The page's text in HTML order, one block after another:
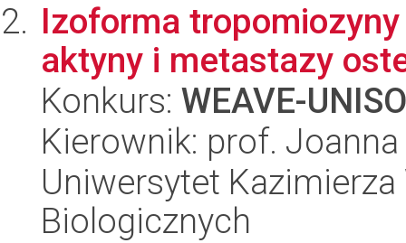
Izoforma
aktyny i metastazy
Konkurs: WEAVE-
Kierownik: prof.
Uniwersytet Kazimierza
Biologicznych